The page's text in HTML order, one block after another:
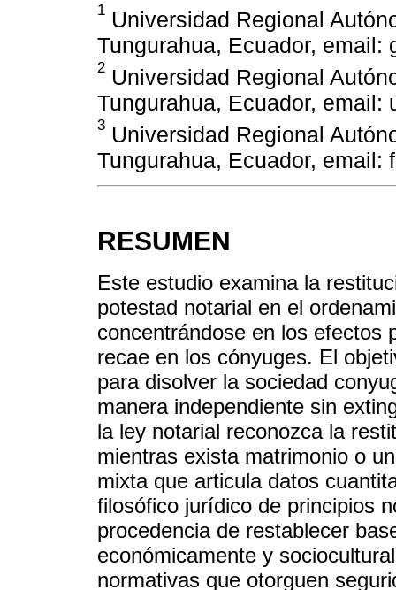
1 Universidad Regional
Tungurahua, Ecuador, email:
2 Universidad Regional
Tungurahua, Ecuador, email:
3 Universidad Regional
Tungurahua, Ecuador, email:
RESUMEN
Este estudio examina la
potestad notarial en el
concentrándose en los efectos
recae en los cónyuges. El
para disolver la sociedad
manera independiente sin
la ley notarial reconozca la
mientras exista matrimonio o
mixta que articula datos
filosófico jurídico de principios
procedencia de restablecer
económicamente y
normativas que otorguen